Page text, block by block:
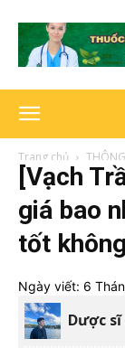
Trang chủ
[Vạch
giá bao
tốt
Ngày viết: 6
Dược